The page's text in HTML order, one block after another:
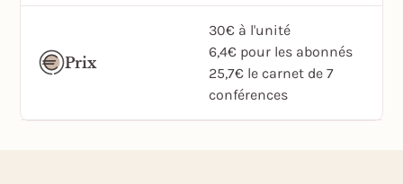
Prix
30€ à l'unité
6,4€ pour les abonnés
25,7€ le carnet de 7
conférences